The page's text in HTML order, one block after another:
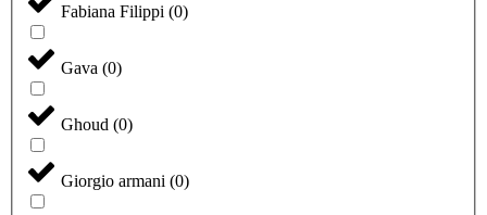
Fabiana Filippi (0)
Gava (0)
Ghoud (0)
Giorgio armani (0)